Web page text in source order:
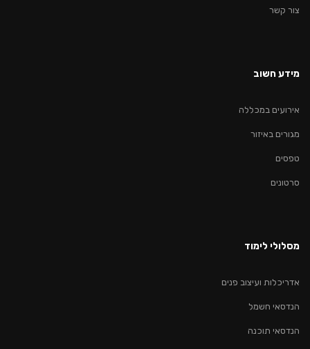
צור קשר
מידע חשוב
אירועים במכללה
מגורים באיזור
טפסים
סרטונים
מסלולי לימוד
אדריכלות ועיצוב פנים
הנדסאי חשמל
הנדסאי תוכנה